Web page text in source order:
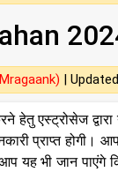
|
हेतु एस्ट्रोसेज
प्राप्त होगी।
यह भी जान पाएंगे